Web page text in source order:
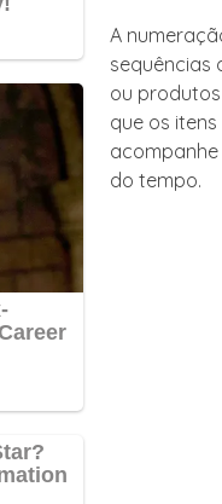
A
sequências
ou
que os
do tempo.